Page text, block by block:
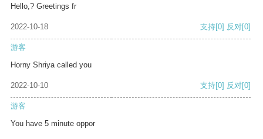
Hello,? Greetings fr
2022-10-18 支持[0] 反对[0]
游客
Horny Shriya called you
2022-10-10 支持[0] 反对[0]
游客
You have 5 minute oppor